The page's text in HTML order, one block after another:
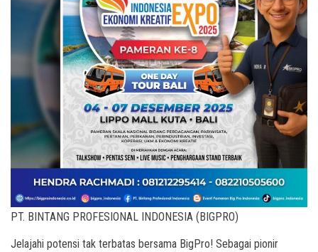
PT. BINTANG PROFESIONAL INDONESIA (BIGPRO)
Jelajahi potensi tak terbatas bersama BigPro! Sebagai pionir